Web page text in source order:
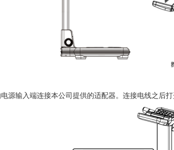
源输入端连接本公司提供的适配器。连接电线之后